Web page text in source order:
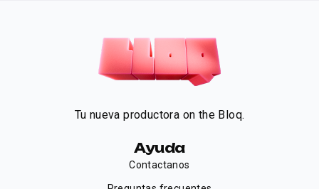
Tu nueva productora on the Bloq.
Ayuda
Contactanos